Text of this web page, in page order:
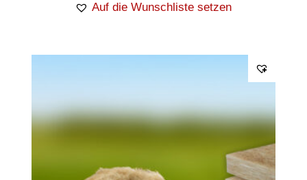
Auf die Wunschliste setzen